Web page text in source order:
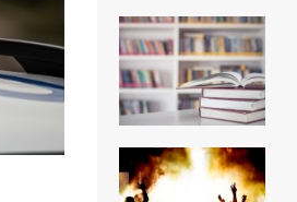
Samodzielny Publiczny
Wojewódzki Szpital
Zespolony im. M.
Skłodowskiej-Curi